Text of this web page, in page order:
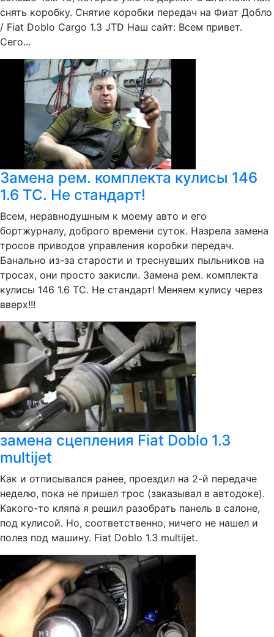
снять коробку. Снятие коробки передач на Фиат Добло
/ Fiat Doblo Cargo 1.3 JTD Наш сайт: Всем привет.
Сего...
Замена рем. комплекта кулисы 146
1.6 ТС. Не стандарт!
Всем, неравнодушным к моему авто и его
бортжурналу, доброго времени суток. Назрела замена
тросов приводов управления коробки передач.
Банально из-за старости и треснувших пыльников на
тросах, они просто закисли. Замена рем. комплекта
кулисы 146 1.6 ТС. Не стандарт! Меняем кулису через
вверх!!!
замена сцепления Fiat Doblo 1.3
multijet
Как и отписывался ранее, проездил на 2-й передаче
неделю, пока не пришел трос (заказывал в автодоке).
Какого-то кляпа я решил разобрать панель в салоне,
под кулисой. Но, соответственно, ничего не нашел и
полез под машину. Fiat Doblo 1.3 multijet.